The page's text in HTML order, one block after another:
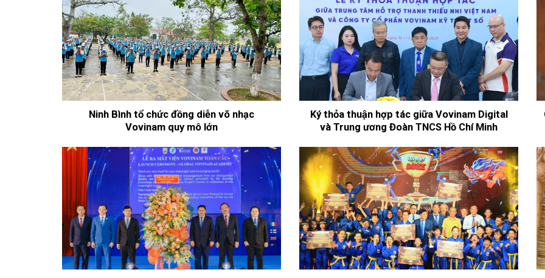
Ninh Bình tổ chức đồng diễn võ nhạc
Vovinam quy mô lớn
Ký thỏa thuận hợp tác giữa Vovinam Digital
và Trung ương Đoàn TNCS Hồ Chí Minh